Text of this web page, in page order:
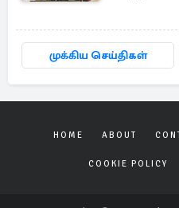
முக்கிய செய்திகள்
HOME ABOUT
COOKIE POLICY